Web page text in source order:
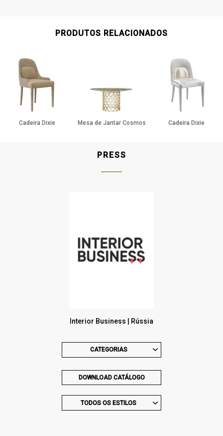
PRODUTOS RELACIONADOS
Cadeira Dixie Mesa de Jantar Cosmos Cadeira Dixie
PRESS
Interior Business | Rússia
CATEGORIAS
DOWNLOAD CATÁLOGO
TODOS OS ESTILOS